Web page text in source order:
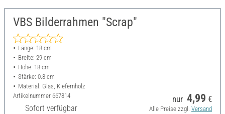
VBS Bilderrahmen "Scrap"
Länge: 18 cm
Breite: 29 cm
Höhe: 18 cm
Stärke: 0.8 cm
Material: Glas, Kiefernholz
Artikelnummer 667814
Sofort verfügbar
nur 4,99 €
Alle Preise zzgl. Versand